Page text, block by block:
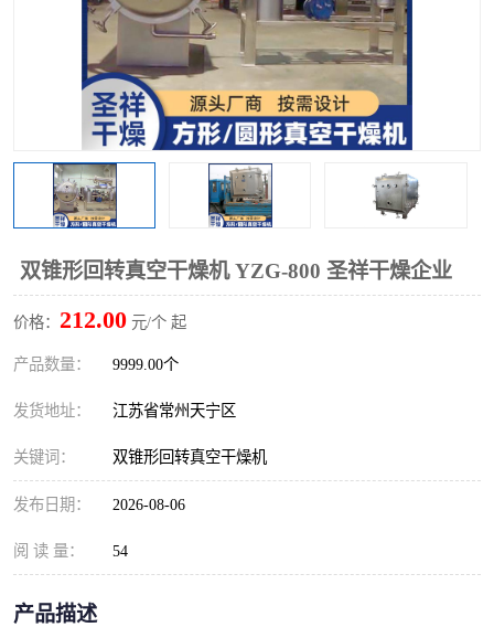
双锥形回转真空干燥机 YZG-800 圣祥干燥企业
价格： 212.00 元/个 起
产品数量： 9999.00个
发货地址： 江苏省常州天宁区
关键词： 双锥形回转真空干燥机
发布日期： 2026-08-06
阅 读 量： 54
产品描述
热风循环烘箱 喷雾干燥机
振动流化床干燥机 盘式干燥机